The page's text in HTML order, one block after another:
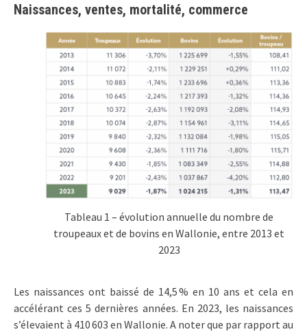
Naissances, ventes, mortalité, commerce
Tableau 1 – évolution annuelle du nombre de
troupeaux et de bovins en Wallonie, entre 2013 et
2023
Les naissances ont baissé de 14,5 % en 10 ans et cela en
accélérant ces 5 dernières années. En 2023, les naissances
s’élevaient à 410 603 en Wallonie. A noter que par rapport au